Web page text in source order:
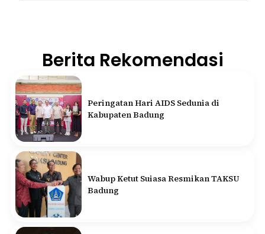
Berita Rekomendasi
Peringatan Hari AIDS Sedunia di
Kabupaten Badung
Wabup Ketut Suiasa Resmikan TAKSU
Badung